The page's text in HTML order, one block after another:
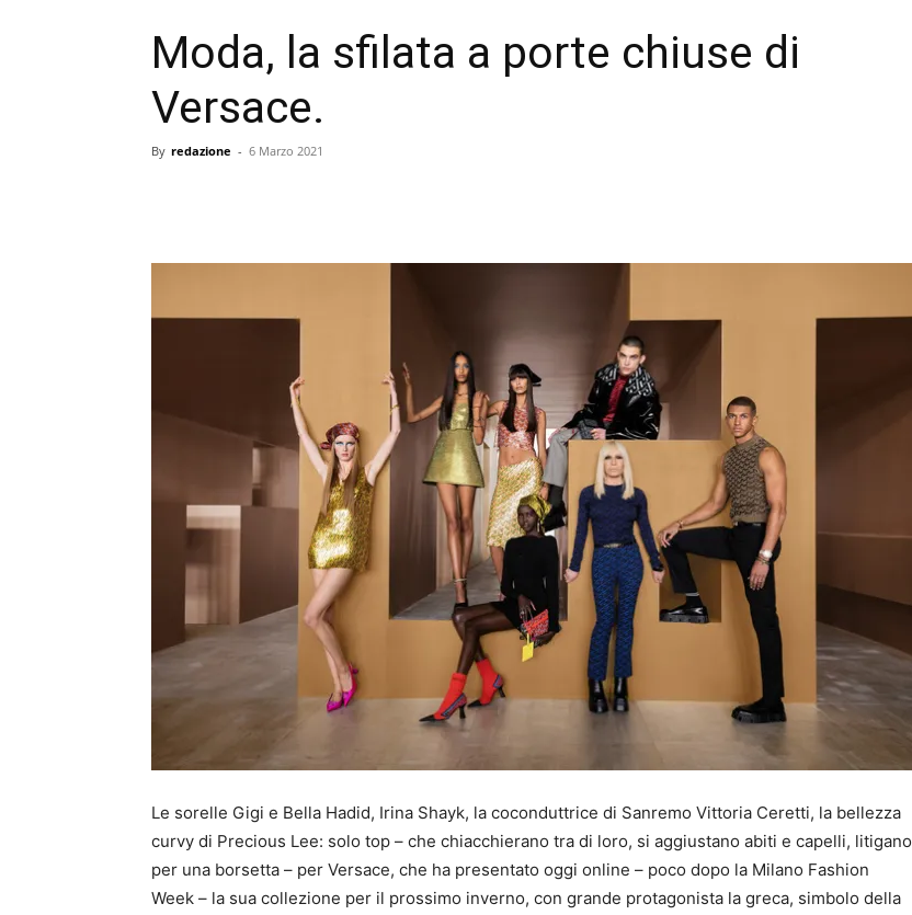
Moda, la sfilata a porte chiuse di
Versace.
By redazione - 6 Marzo 2021
Le sorelle Gigi e Bella Hadid, Irina Shayk, la coconduttrice di Sanremo Vittoria Ceretti, la bellezza
curvy di Precious Lee: solo top – che chiacchierano tra di loro, si aggiustano abiti e capelli, litigano
per una borsetta – per Versace, che ha presentato oggi online – poco dopo la Milano Fashion
Week – la sua collezione per il prossimo inverno, con grande protagonista la greca, simbolo della